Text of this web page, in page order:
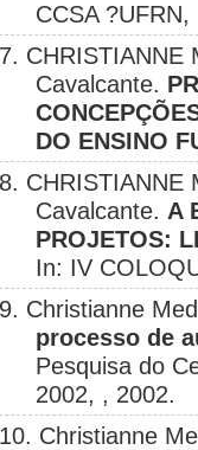
CCSA
7. CHRISTIANNE
Cavalcante.
DO ENSINO
8. CHRISTIANNE
Cavalcante. A
PROJETOS:
In: IV
9. Christianne
processo de
Pesquisa do
2002, , 2002.
10. Christianne